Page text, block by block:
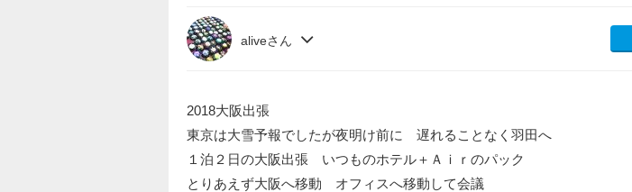
aliveさん
2018大阪出張
東京は大雪予報でしたが夜明け前に 遅れることなく羽田へ
１泊２日の大阪出張 いつものホテル＋Ａｉｒのパック
とりあえず大阪へ移動 オフィスへ移動して会議